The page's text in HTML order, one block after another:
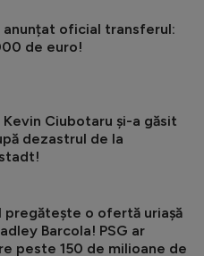
anunțat oficial transferul:
de euro!
Kevin Ciubotaru și-a găsit
dezastrul de la
pregătește o ofertă uriașă
Barcola! PSG ar
peste 150 de milioane de